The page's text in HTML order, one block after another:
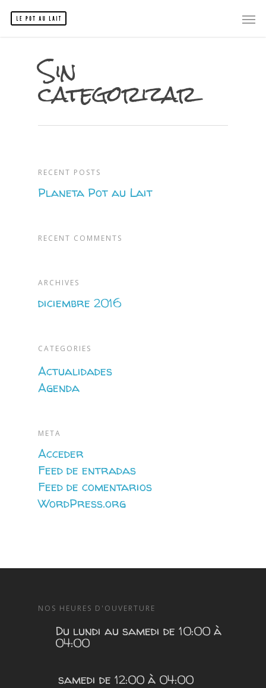
Sin
categorizar
RECENT POSTS
Planeta Pot au Lait
RECENT COMMENTS
ARCHIVES
diciembre 2016
CATEGORIES
Actualidades
Agenda
META
Acceder
Feed de entradas
Feed de comentarios
WordPress.org
NOS HEURES D'OUVERTURE
Du lundi au samedi de 10:00 à
04:00
samedi de 12:00 à 04:00